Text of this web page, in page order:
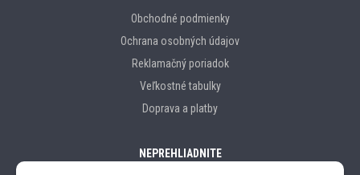
Obchodné podmienky
Ochrana osobných údajov
Reklamačný poriadok
Veľkostné tabulky
Doprava a platby
NEPREHLIADNITE